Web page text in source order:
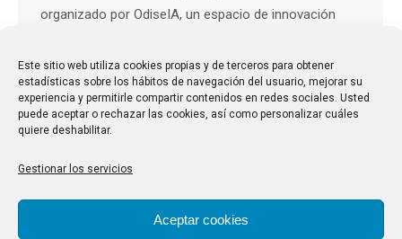
Este sitio web utiliza cookies propias y de terceros para obtener
estadísticas sobre los hábitos de navegación del usuario, mejorar su
experiencia y permitirle compartir contenidos en redes sociales. Usted
puede aceptar o rechazar las cookies, así como personalizar cuáles
quiere deshabilitar.
Gestionar los servicios
Aceptar cookies
organizado por OdiseIA, un espacio de innovación
artificial. Durante tres días intensivos de trabajo,
colaboración y aprendizaje, hemos podido desarrollar
una propuesta orientada a mejorar la calidad de vida
digital de las personas mayores. Nuestra iniciativa se
ha enfocado en…